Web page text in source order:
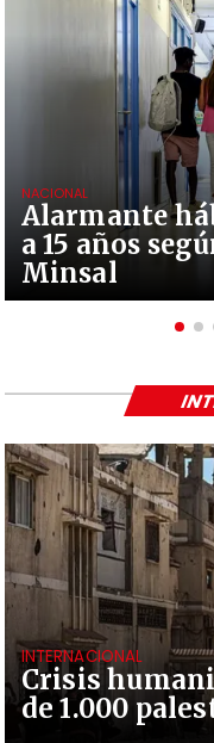
Alarmante
a 15 años
Minsal
NACIONAL
Crisis
de 1.000
INTERNACIONAL